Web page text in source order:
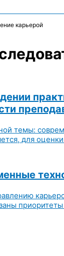
карьерой
темы:
для